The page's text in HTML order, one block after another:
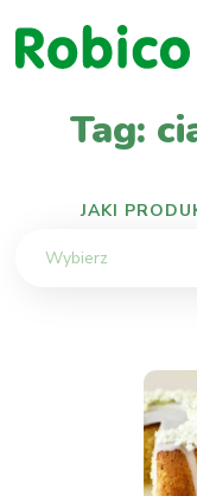
Tag:
JAKI
Wybierz